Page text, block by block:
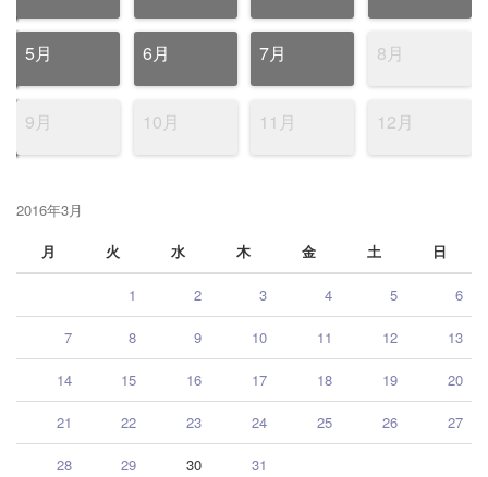
5月 6月 7月 8月
9月 10月 11月 12月
2016年3月
月
火 水 木 金 土 日
1 2 3 4 5 6
7 8 9 10 11 12 13
14 15 16 17 18 19 20
21 22 23 24 25 26 27
28 29 30 31